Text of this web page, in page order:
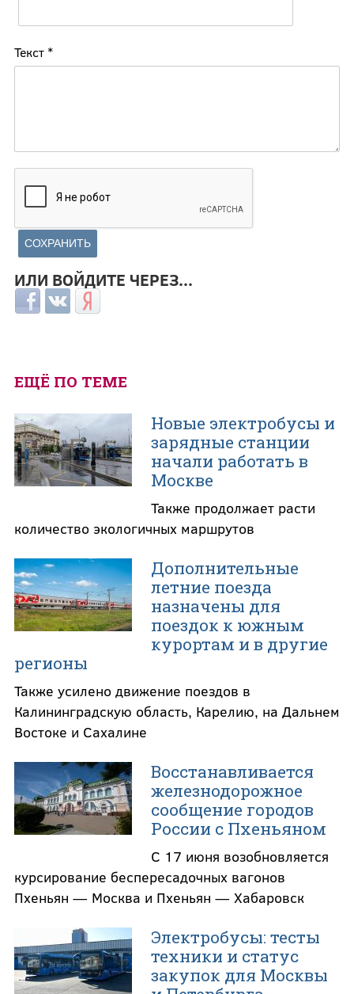
Текст *
ИЛИ ВОЙДИТЕ ЧЕРЕЗ...
Login with Facebook
Login with ВКонтакте
Login with Яндекс
ЕЩЁ ПО ТЕМЕ
Новые электробусы и
зарядные станции
начали работать в
Москве
Также продолжает расти
количество экологичных маршрутов
Дополнительные
летние поезда
назначены для
поездок к южным
курортам и в другие
регионы
Также усилено движение поездов в
Калининградскую область, Карелию, на Дальнем
Востоке и Сахалине
Восстанавливается
железнодорожное
сообщение городов
России с Пхеньяном
С 17 июня возобновляется
курсирование беспересадочных вагонов
Пхеньян — Москва и Пхеньян — Хабаровск
Электробусы: тесты
техники и статус
закупок для Москвы